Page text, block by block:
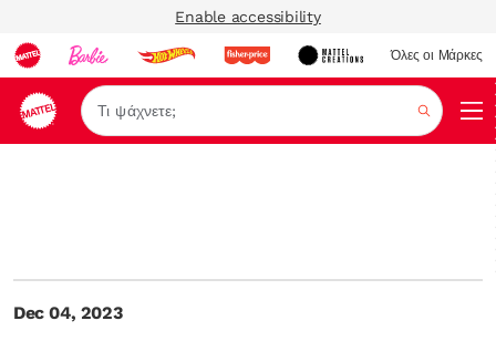
Enable accessibility
Όλες οι Μάρκες
Dec 04, 2023